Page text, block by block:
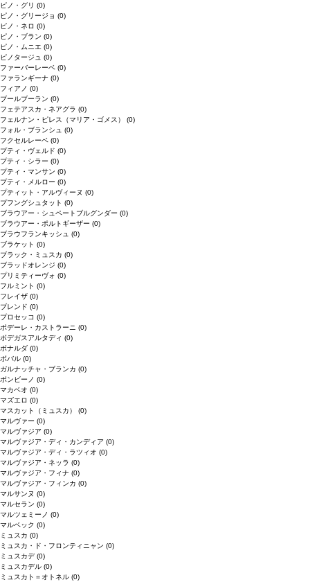
ピノ・グリ (0)
ピノ・グリージョ (0)
ピノ・ネロ (0)
ピノ・ブラン (0)
ピノ・ムニエ (0)
ピノタージュ (0)
ファーバーレーベ (0)
ファランギーナ (0)
フィアノ (0)
ブールブーラン (0)
フェテアスカ・ネアグラ (0)
フェルナン・ピレス（マリア・ゴメス） (0)
フォル・ブランシュ (0)
フクセルレーベ (0)
プティ・ヴェルド (0)
プティ・シラー (0)
プティ・マンサン (0)
プティ・メルロー (0)
プティット・アルヴィーヌ (0)
プフングシュタット (0)
ブラウアー・シュペートブルグンダー (0)
ブラウアー・ポルトギーザー (0)
ブラウフランキッシュ (0)
ブラケット (0)
ブラック・ミュスカ (0)
ブラッドオレンジ (0)
プリミティーヴォ (0)
フルミント (0)
フレイザ (0)
ブレンド (0)
プロセッコ (0)
ポデーレ・カストラーニ (0)
ボデガスアルタディ (0)
ボナルダ (0)
ボバル (0)
ガルナッチャ・ブランカ (0)
ボンビーノ (0)
マカベオ (0)
マズエロ (0)
マスカット（ミュスカ） (0)
マルヴァー (0)
マルヴァジア (0)
マルヴァジア・ディ・カンディア (0)
マルヴァジア・ディ・ラツィオ (0)
マルヴァジア・ネッラ (0)
マルヴァジア・フィナ (0)
マルヴァジア・フィンカ (0)
マルサンヌ (0)
マルセラン (0)
マルツェミーノ (0)
マルベック (0)
ミュスカ (0)
ミュスカ・ド・フロンティニャン (0)
ミュスカデ(0)
ミュスカデル (0)
ミュスカト＝オトネル (0)